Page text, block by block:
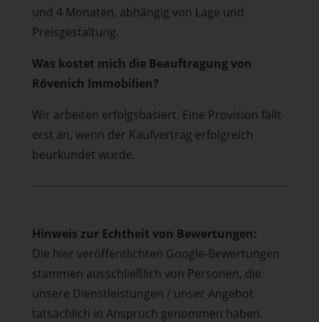
und 4 Monaten, abhängig von Lage und
Preisgestaltung.
Was kostet mich die Beauftragung von
Rövenich Immobilien?
Wir arbeiten erfolgsbasiert. Eine Provision fällt
erst an, wenn der Kaufvertrag erfolgreich
beurkundet wurde.
Hinweis zur Echtheit von Bewertungen:
Die hier veröffentlichten Google-Bewertungen
stammen ausschließlich von Personen, die
unsere Dienstleistungen / unser Angebot
tatsächlich in Anspruch genommen haben.